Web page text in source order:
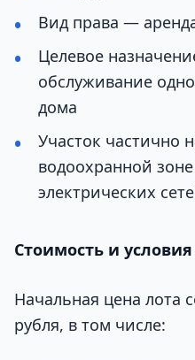
Вид права —
Целевое
обслуживание
дома
Участок частично
водоохранной
электрических
Стоимость и
Начальная цена лота
рубля, в том числе: